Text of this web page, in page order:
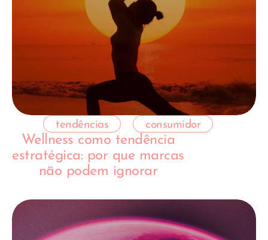
tendências consumidor
Wellness como tendência
estratégica: por que marcas
não podem ignorar